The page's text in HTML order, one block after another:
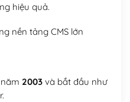
hiệu quả.
nền tảng CMS lớn
2003và bắt đầu như